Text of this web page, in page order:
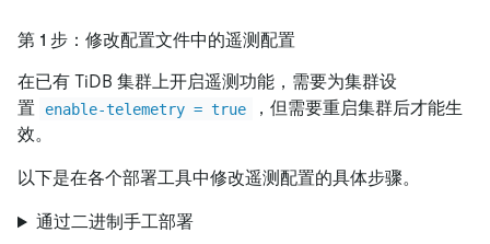
第 1 步：修改配置文件中的遥测配置
在已有 TiDB 集群上开启遥测功能，需要为集群设
置
enable-telemetry = true
，但需要重启集群后才能生
效。
以下是在各个部署工具中修改遥测配置的具体步骤。
通过二进制手工部署